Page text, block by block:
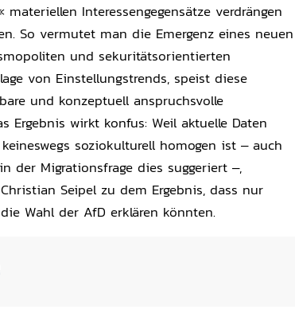
Interessengegensätze verdrängen
So vermutet man die Emergenz eines neuen
und sekuritätsorientierten
von Einstellungstrends, speist diese
und konzeptuell anspruchsvolle
Ergebnis wirkt konfus: Weil aktuelle Daten
soziokulturell homogen ist – auch
der Migrationsfrage dies suggeriert –,
Seipel zu dem Ergebnis, dass nur
die Wahl der AfD erklären könnten.